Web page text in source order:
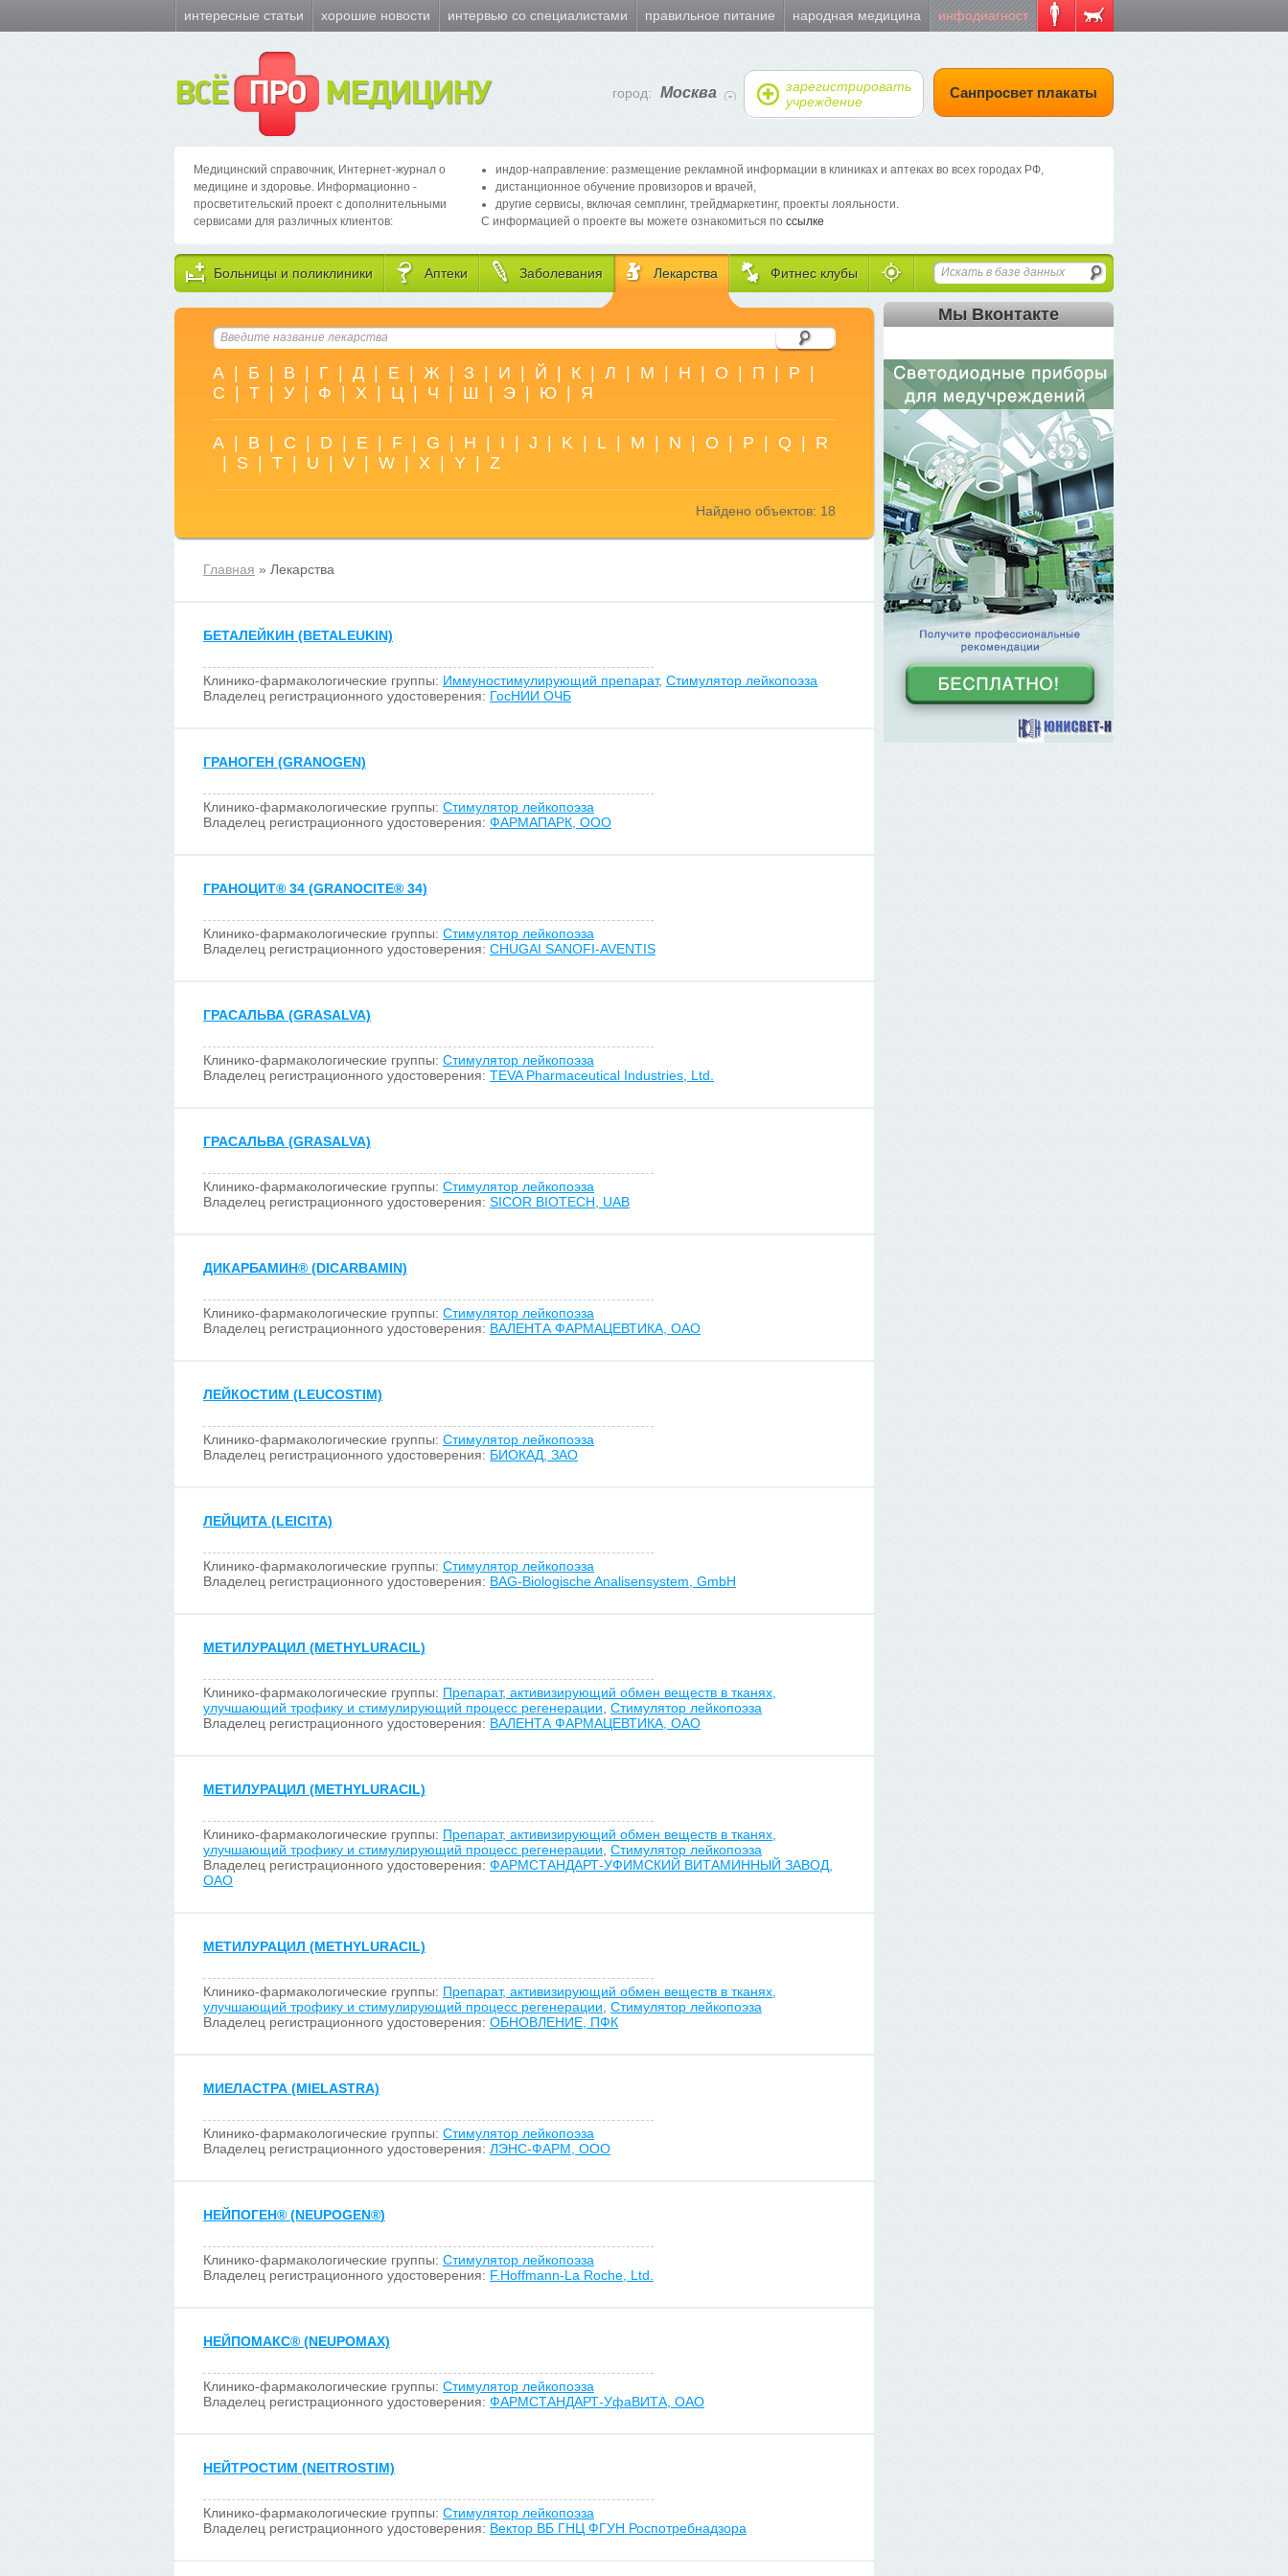
интересные статьи хорошие новости интервью со специалистами правильное питание народная медицина инфодиагност
ВСЁ ПРО МЕДИЦИНУ город: Москва
зарегистрировать
учреждение
Санпросвет плакаты
Медицинский справочник, Интернет-журнал о
медицине и здоровье. Информационно -
просветительский проект с дополнительными
сервисами для различных клиентов:
индор-направление: размещение рекламной информации в клиниках и аптеках во всех городах РФ,
дистанционное обучение провизоров и врачей,
другие сервисы, включая семплинг, трейдмаркетинг, проекты лояльности.
С информацией о проекте вы можете ознакомиться по ссылке
Больницы и поликлиники Аптеки Заболевания Лекарства Фитнес клубы
А Б В Г Д Е Ж З И Й К Л М Н О П Р
С
Т У Ф Х Ц Ч Ш Э Ю Я
A B C D E F G H I J K L M N O P Q
R
S T U V W X Y Z
Найдено объектов: 18
Главная » Лекарства
БЕТАЛЕЙКИН (BETALEUKIN)
Клинико-фармакологические группы: Иммуностимулирующий препарат, Стимулятор лейкопоэза
Владелец регистрационного удостоверения: ГосНИИ ОЧБ
ГРАНОГЕН (GRANOGEN)
Клинико-фармакологические группы: Стимулятор лейкопоэза
Владелец регистрационного удостоверения: ФАРМАПАРК, ООО
ГРАНОЦИТ® 34 (GRANOCITE® 34)
Клинико-фармакологические группы: Стимулятор лейкопоэза
Владелец регистрационного удостоверения: CHUGAI SANOFI-AVENTIS
ГРАСАЛЬВА (GRASALVA)
Клинико-фармакологические группы: Стимулятор лейкопоэза
Владелец регистрационного удостоверения: TEVA Pharmaceutical Industries, Ltd.
ГРАСАЛЬВА (GRASALVA)
Клинико-фармакологические группы: Стимулятор лейкопоэза
Владелец регистрационного удостоверения: SICOR BIOTECH, UAB
ДИКАРБАМИН® (DICARBAMIN)
Клинико-фармакологические группы: Стимулятор лейкопоэза
Владелец регистрационного удостоверения: ВАЛЕНТА ФАРМАЦЕВТИКА, ОАО
ЛЕЙКОСТИМ (LEUCOSTIM)
Клинико-фармакологические группы: Стимулятор лейкопоэза
Владелец регистрационного удостоверения: БИОКАД, ЗАО
ЛЕЙЦИТА (LEICITA)
Клинико-фармакологические группы: Стимулятор лейкопоэза
Владелец регистрационного удостоверения: BAG-Biologische Analisensystem, GmbH
МЕТИЛУРАЦИЛ (METHYLURACIL)
Клинико-фармакологические группы: Препарат, активизирующий обмен веществ в тканях,
улучшающий трофику и стимулирующий процесс регенерации Стимулятор лейкопоэза
Владелец регистрационного удостоверения: ВАЛЕНТА ФАРМАЦЕВТИКА, ОАО
МЕТИЛУРАЦИЛ (METHYLURACIL)
Клинико-фармакологические группы: Препарат, активизирующий обмен веществ в тканях,
улучшающий трофику и стимулирующий процесс регенерации Стимулятор лейкопоэза
Владелец регистрационного удостоверения: ФАРМСТАНДАРТ-УФИМСКИЙ ВИТАМИННЫЙ ЗАВОД,
ОАО
МЕТИЛУРАЦИЛ (METHYLURACIL)
Клинико-фармакологические группы: Препарат, активизирующий обмен веществ в тканях,
улучшающий трофику и стимулирующий процесс регенерации Стимулятор лейкопоэза
Владелец регистрационного удостоверения: ОБНОВЛЕНИЕ, ПФК
МИЕЛАСТРА (MIELASTRA)
Клинико-фармакологические группы: Стимулятор лейкопоэза
Владелец регистрационного удостоверения: ЛЭНС-ФАРМ, ООО
НЕЙПОГЕН® (NEUPOGEN®)
Клинико-фармакологические группы: Стимулятор лейкопоэза
Владелец регистрационного удостоверения: F.Hoffmann-La Roche, Ltd.
НЕЙПОМАКС® (NEUPOMAX)
Клинико-фармакологические группы: Стимулятор лейкопоэза
Владелец регистрационного удостоверения: ФАРМСТАНДАРТ-УфаВИТА, ОАО
НЕЙТРОСТИМ (NEITROSTIM)
Клинико-фармакологические группы: Стимулятор лейкопоэза
Владелец регистрационного удостоверения: Вектор ВБ ГНЦ ФГУН Роспотребнадзора
Мы Вконтакте